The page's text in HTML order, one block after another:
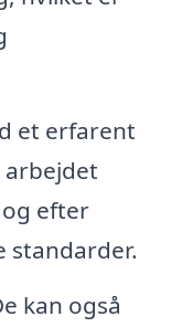
et erfarent
arbejdet
efter
standarder.
kan også